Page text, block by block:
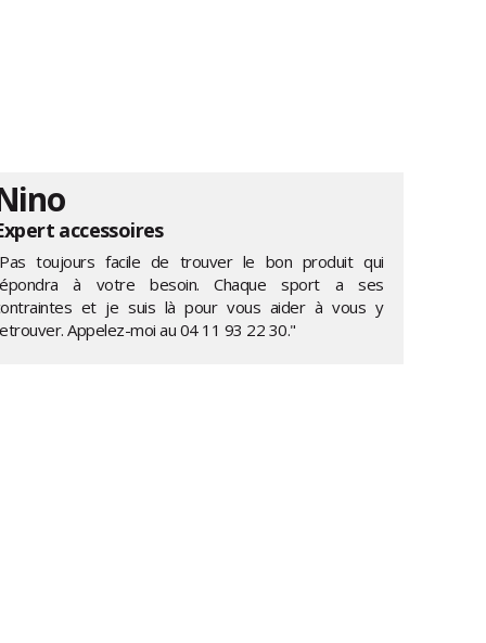
accessoires
toujours facile de trouver le bon produit qui
à votre besoin. Chaque sport a ses
et je suis là pour vous aider à vous y
Appelez-moi au 04 11 93 22 30."